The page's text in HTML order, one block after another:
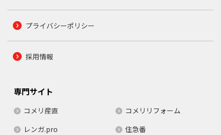
プライバシーポリシー
採用情報
専門サイト
コメリ産直
コメリリフォーム
レンガ.pro
住急番